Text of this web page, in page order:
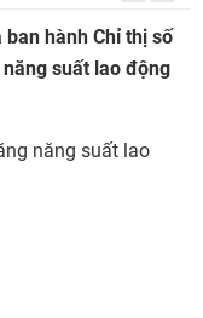
hành Chỉ thị số
suất lao động
năng suất lao